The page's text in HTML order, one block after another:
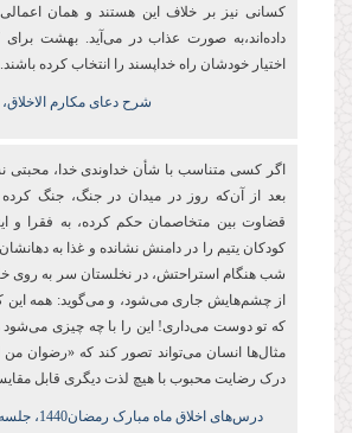
کسانی نیز بر خلاف این هستند و همان
داده‌اند،‌به صورت عذاب در می‌آید. بهشت
اختیار خودشان راه خداپسند را انتخاب کرده باشند.
شرح دعای مکارم
اگر کسی متناسب با شأن خداوندی خدا، محبتی
بعد از آن‌که روز در میدان در جنگ، جنگ
قضاوت بین متخاصمان حکم کرده، به فقرا و
کودکان یتیم را در دامنش نشانده و غذا به
شب هنگام استراحتش، در نخلستان سر به روی
از چشم‌هایش جاری می‌شود،‌ و می‌گوید: همه این
که تو دوست می‌داری! این را با چه چیزی می‌شود
مثال‌ها انسان می‌تواند تصور کند که «رضوان من
درک رضایت محبوب با هیچ لذت دیگری قابل
درس‌های اخلاق ماه مبارک رمضان1440،